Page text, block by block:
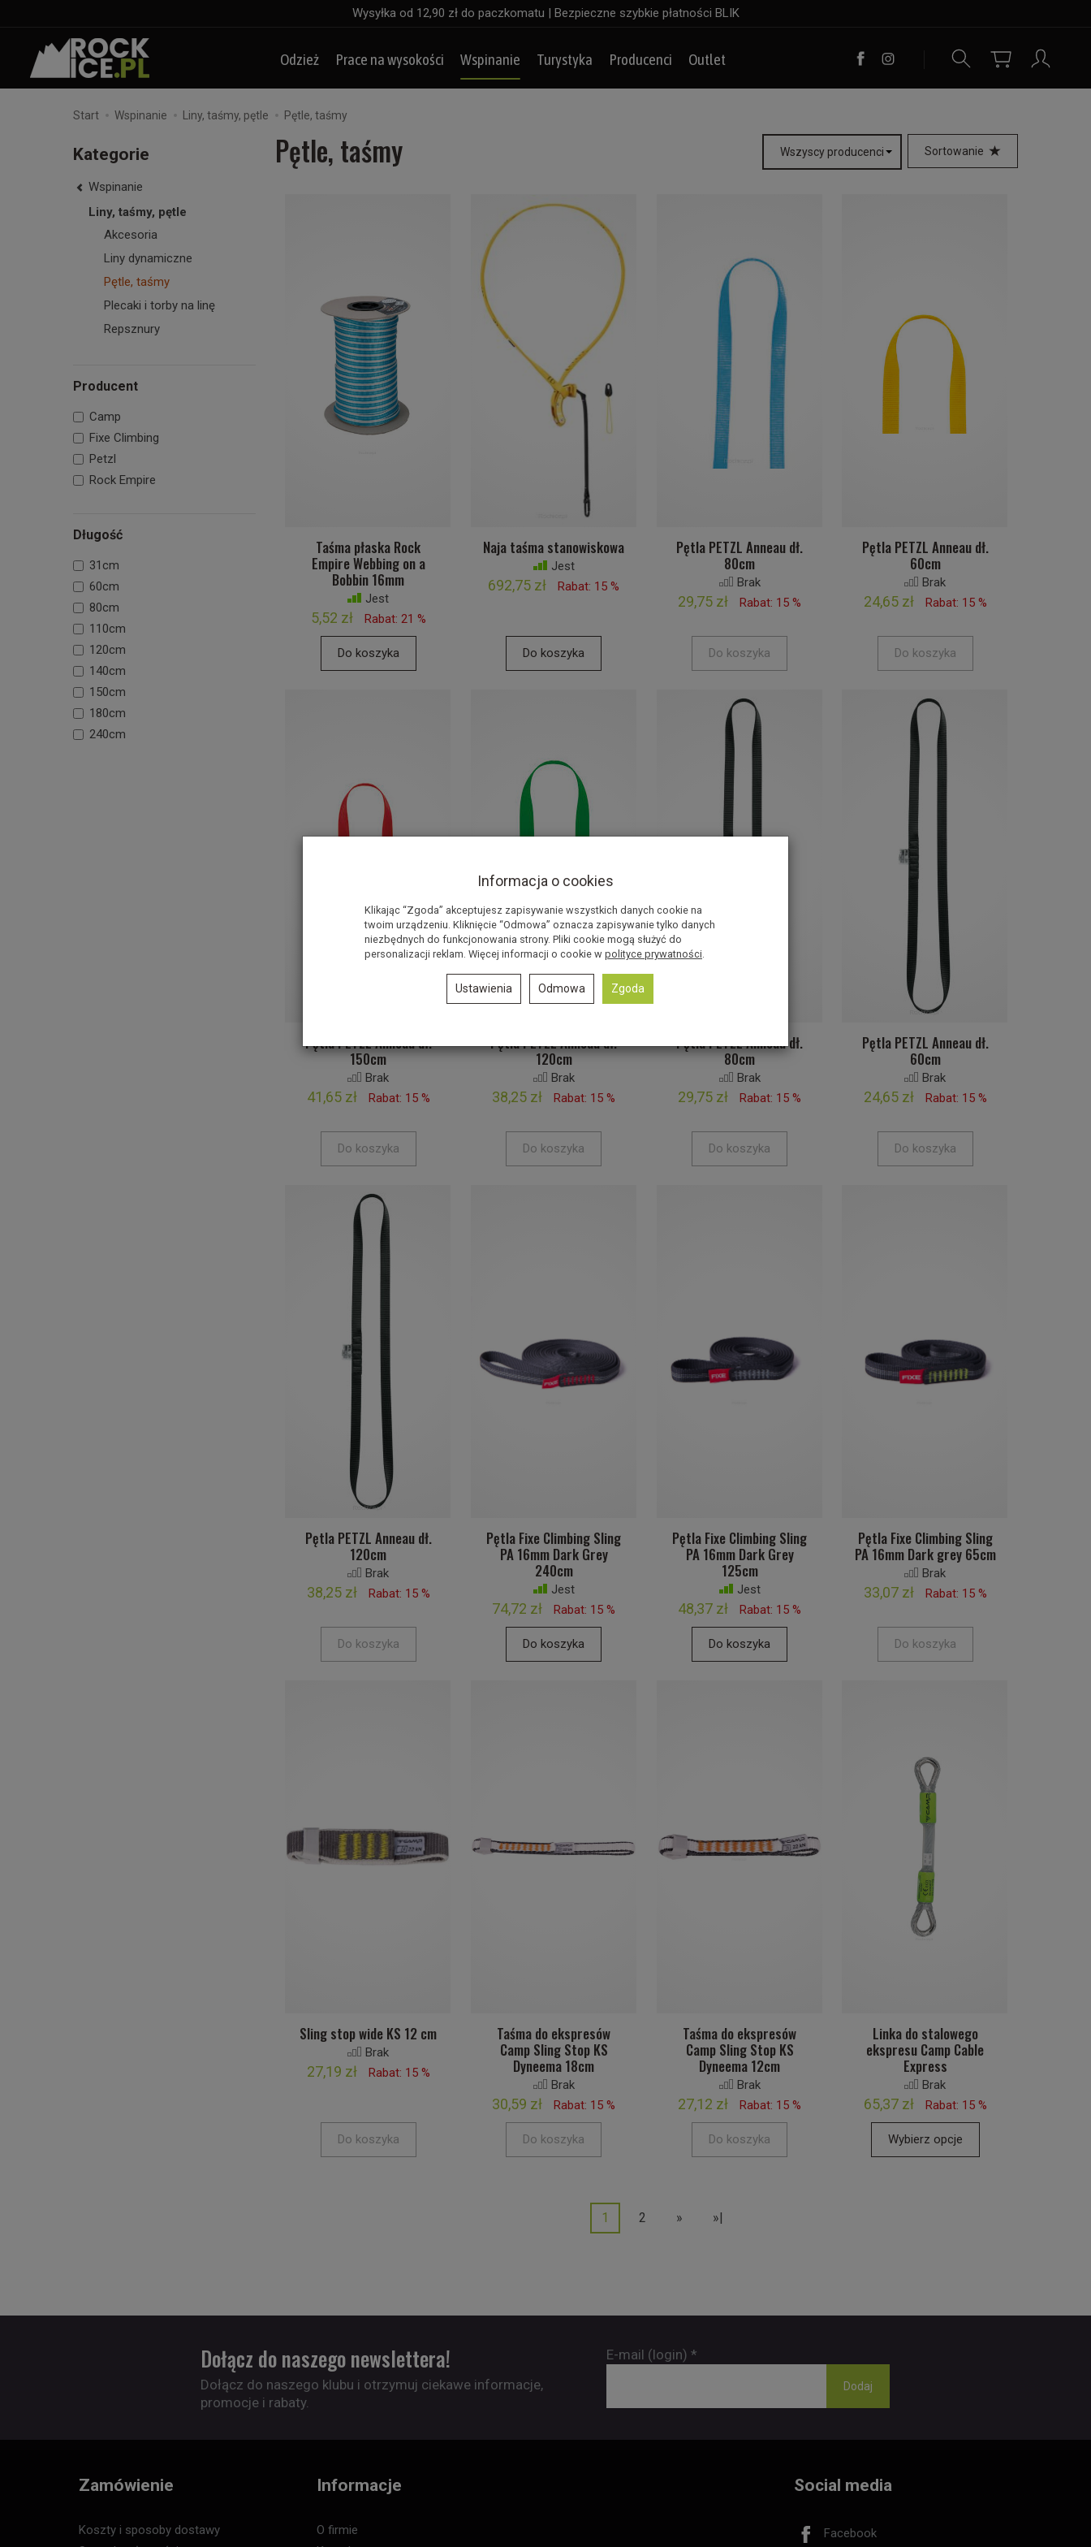
Wysyłka od 12,90 zł do paczkomatu | Bezpieczne szybkie płatności BLIK
Odzież Prace na wysokości Wspinanie Turystyka Producenci Outlet
Start Wspinanie Liny, taśmy, pętle Pętle, taśmy
Pętle, taśmy Sortowanie
Taśma płaska Rock
Empire Webbing on a
Bobbin 16mm
Jest
5,52 zł Rabat: 21 %
Do koszyka
Naja taśma stanowiskowa
Jest
692,75 zł Rabat: 15 %
Do koszyka
Pętla PETZL Anneau dł.
80cm
Brak
29,75 zł Rabat: 15 %
Do koszyka
Pętla PETZL Anneau dł.
60cm
Brak
24,65 zł Rabat: 15 %
Do koszyka
Pętla PETZL Anneau dł.
150cm
Brak
41,65 zł Rabat: 15 %
Do koszyka
Pętla PETZL Anneau dł.
120cm
Brak
38,25 zł Rabat: 15 %
Do koszyka
Pętla PETZL Anneau dł.
80cm
Brak
29,75 zł Rabat: 15 %
Do koszyka
Pętla PETZL Anneau dł.
60cm
Brak
24,65 zł Rabat: 15 %
Do koszyka
Pętla PETZL Anneau dł.
120cm
Brak
38,25 zł Rabat: 15 %
Do koszyka
Pętla Fixe Climbing Sling
PA 16mm Dark Grey
240cm
Jest
74,72 zł Rabat: 15 %
Do koszyka
Pętla Fixe Climbing Sling
PA 16mm Dark Grey
125cm
Jest
48,37 zł Rabat: 15 %
Do koszyka
Pętla Fixe Climbing Sling
PA 16mm Dark grey 65cm
Brak
33,07 zł Rabat: 15 %
Do koszyka
Sling stop wide KS 12 cm
Brak
27,19 zł Rabat: 15 %
Do koszyka
Taśma do ekspresów
Camp Sling Stop KS
Dyneema 18cm
Brak
30,59 zł Rabat: 15 %
Do koszyka
Taśma do ekspresów
Camp Sling Stop KS
Dyneema 12cm
Brak
27,12 zł Rabat: 15 %
Do koszyka
Linka do stalowego
ekspresu Camp Cable
Express
Brak
65,37 zł Rabat: 15 %
Wybierz opcje
1 2 » »|
Kategorie
Wspinanie
Liny, taśmy, pętle
Akcesoria
Liny dynamiczne
Pętle, taśmy
Plecaki i torby na linę
Repsznury
Producent
Camp
Fixe Climbing
Petzl
Rock Empire
Długość
31cm
60cm
80cm
110cm
120cm
140cm
150cm
180cm
240cm
Dołącz do naszego newslettera!
Dołącz do naszego klubu i otrzymuj ciekawe informacje,
promocje i rabaty.
E-mail (login) *
Zamówienie
Koszty i sposoby dostawy
Informacje
O firmie
Social media
Facebook
Informacja o cookies
Klikając “Zgoda” akceptujesz zapisywanie wszystkich danych cookie na
twoim urządzeniu. Kliknięcie “Odmowa” oznacza zapisywanie tylko danych
niezbędnych do funkcjonowania strony. Pliki cookie mogą służyć do
personalizacji reklam. Więcej informacji o cookie w polityce prywatności
Ustawienia Odmowa Zgoda